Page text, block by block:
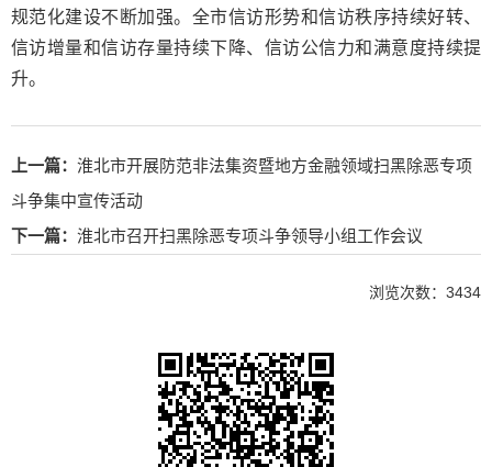
规范化建设不断加强。全市信访形势和信访秩序持续好转、
信访增量和信访存量持续下降、信访公信力和满意度持续提
升。
上一篇： 淮北市开展防范非法集资暨地方金融领域扫黑除恶专项
斗争集中宣传活动
下一篇： 淮北市召开扫黑除恶专项斗争领导小组工作会议
浏览次数： 3434